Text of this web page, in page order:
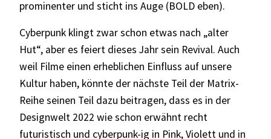
prominenter und sticht ins Auge (BOLD eben).
Cyberpunk klingt zwar schon etwas nach „alter
Hut“, aber es feiert dieses Jahr sein Revival. Auch
weil Filme einen erheblichen Einfluss auf unsere
Kultur haben, könnte der nächste Teil der Matrix-
Reihe seinen Teil dazu beitragen, dass es in der
Designwelt 2022 wie schon erwähnt recht
futuristisch und cyberpunk-ig in Pink, Violett und in